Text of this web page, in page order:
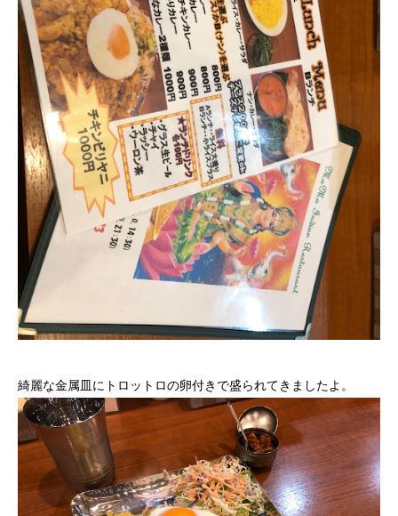
綺麗な金属皿にトロットロの卵付きで盛られてきましたよ。